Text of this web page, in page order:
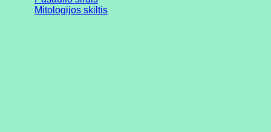
Mitologijos skiltis